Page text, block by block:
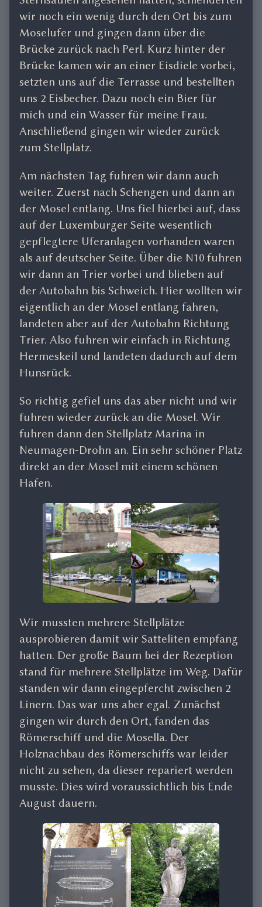
wir noch ein wenig durch den Ort bis zum
Moselufer und gingen dann über die
Brücke zurück nach Perl. Kurz hinter der
Brücke kamen wir an einer Eisdiele vorbei,
setzten uns auf die Terrasse und bestellten
uns 2 Eisbecher. Dazu noch ein Bier für
mich und ein Wasser für meine Frau.
Anschließend gingen wir wieder zurück
zum Stellplatz.
Am nächsten Tag fuhren wir dann auch
weiter. Zuerst nach Schengen und dann an
der Mosel entlang. Uns fiel hierbei auf, dass
auf der Luxemburger Seite wesentlich
gepflegtere Uferanlagen vorhanden waren
als auf deutscher Seite. Über die N10 fuhren
wir dann an Trier vorbei und blieben auf
der Autobahn bis Schweich. Hier wollten wir
eigentlich an der Mosel entlang fahren,
landeten aber auf der Autobahn Richtung
Trier. Also fuhren wir einfach in Richtung
Hermeskeil und landeten dadurch auf dem
Hunsrück.
So richtig gefiel uns das aber nicht und wir
fuhren wieder zurück an die Mosel. Wir
fuhren dann den Stellplatz Marina in
Neumagen-Drohn an. Ein sehr schöner Platz
direkt an der Mosel mit einem schönen
Hafen.
Wir mussten mehrere Stellplätze
ausprobieren damit wir Satteliten empfang
hatten. Der große Baum bei der Rezeption
stand für mehrere Stellplätze im Weg. Dafür
standen wir dann eingepfercht zwischen 2
Linern. Das war uns aber egal. Zunächst
gingen wir durch den Ort, fanden das
Römerschiff und die Mosella. Der
Holznachbau des Römerschiffs war leider
nicht zu sehen, da dieser repariert werden
musste. Dies wird voraussichtlich bis Ende
August dauern.